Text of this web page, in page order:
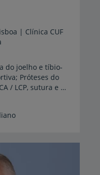
| Clínica CUF
do joelho e tíbio-
Próteses do
joelho, ligamentoplastia do LCA / LCP, sutura e transplante meniscal; Osteotomias da tíbia e femur